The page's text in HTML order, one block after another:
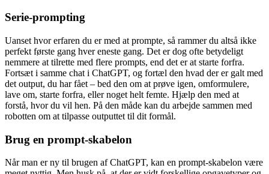
Serie-prompting
Uanset hvor erfaren du er med at prompte, så rammer du altså ikke
perfekt første gang hver eneste gang. Det er dog ofte betydeligt
nemmere at tilrette med flere prompts, end det er at starte forfra.
Fortsæt i samme chat i ChatGPT, og fortæl den hvad der er galt med
det output, du har fået – bed den om at prøve igen, omformulere,
lave om, starte forfra, eller noget helt femte. Hjælp den med at
forstå, hvor du vil hen. På den måde kan du arbejde sammen med
robotten om at tilpasse outputtet til dit formål.
Brug en prompt-skabelon
Når man er ny til brugen af ChatGPT, kan en prompt-skabelon være